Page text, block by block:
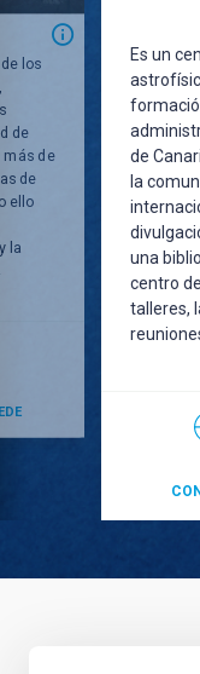
los
de
más de
de
ello
la
Es un
de
la
una
centro
talleres,